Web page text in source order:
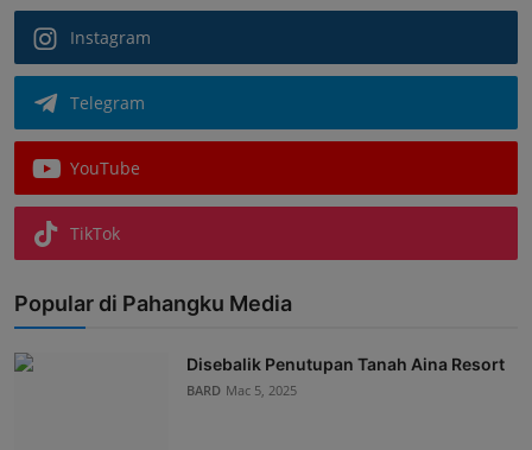
Instagram
Telegram
YouTube
TikTok
Popular di Pahangku Media
Disebalik Penutupan Tanah Aina Resort
BARD Mac 5, 2025